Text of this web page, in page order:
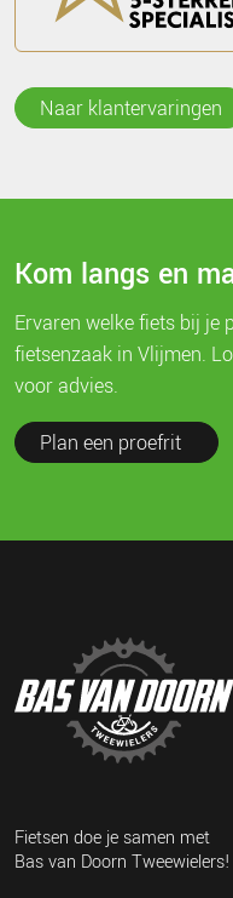
Naar klantervaringen
Kom langs en
Ervaren welke fiets bij je
fietsenzaak in Vlijmen.
voor advies.
Plan een proefrit
Fietsen doe je samen met
Bas van Doorn Tweewielers!